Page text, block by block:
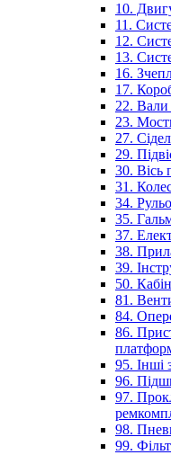
10.
11.
12.
13.
16.
17.
22. Вали
23.
27.
29.
30. Вісь
31.
34.
35.
37.
38.
39.
50.
81.
84.
86.
95. Інші
96.
97.
98.
99.